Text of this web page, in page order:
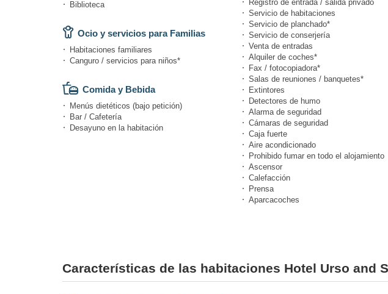
Biblioteca
Ocio y servicios para Familias
Habitaciones familiares
Canguro / servicios para niños*
Comida y Bebida
Menús dietéticos (bajo petición)
Bar / Cafetería
Desayuno en la habitación
Registro de entrada / salida privado
Servicio de habitaciones
Servicio de planchado*
Servicio de conserjería
Venta de entradas
Alquiler de coches*
Fax / fotocopiadora*
Salas de reuniones / banquetes*
Extintores
Detectores de humo
Alarma de seguridad
Cámaras de seguridad
Caja fuerte
Aire acondicionado
Prohibido fumar en todo el alojamiento
Ascensor
Calefacción
Prensa
Aparcacoches
Características de las habitaciones Hotel Urso and